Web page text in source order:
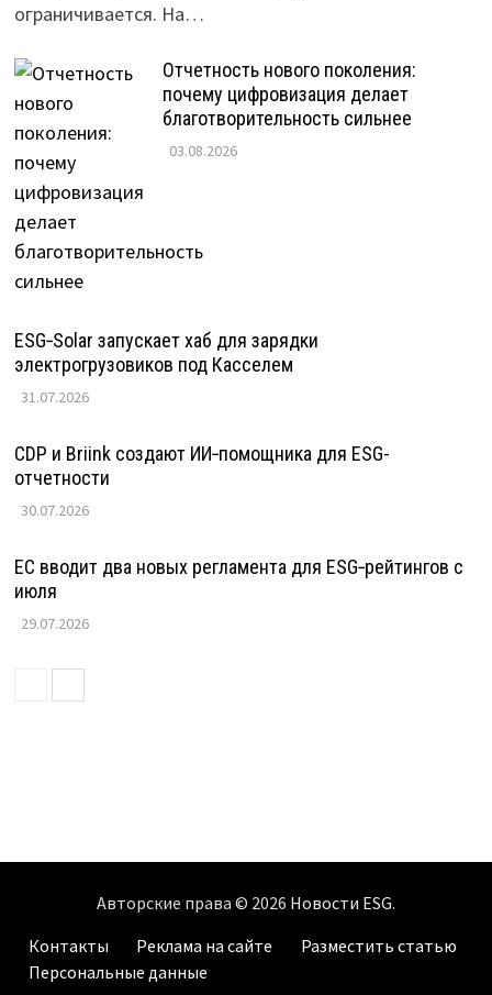
ограничивается. На…
Отчетность нового поколения:
почему цифровизация делает
благотворительность сильнее
03.08.2026
ESG‑Solar запускает хаб для зарядки
электрогрузовиков под Касселем
31.07.2026
CDP и Briink создают ИИ‑помощника для ESG-
отчетности
30.07.2026
ЕС вводит два новых регламента для ESG‑рейтингов с
июля
29.07.2026
Авторские права © 2026 Новости ESG.
Контакты
Реклама на сайте
Разместить статью
Персональные данные